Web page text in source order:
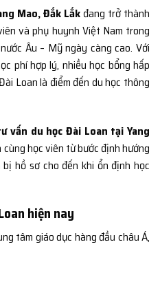
Mao, Đắk Lắkđang trở thành
và phụ huynh Việt Nam trong
Âu – Mỹ ngày càng cao. Với
phí hợp lý, nhiều học bổng hấp
Loan là điểm đến du học thông
vấn du học Đài Loan tại Yang
học viên từ bước định hướng
hồ sơ cho đến khi ổn định học
hiện nay
tâm giáo dục hàng đầu châu Á,